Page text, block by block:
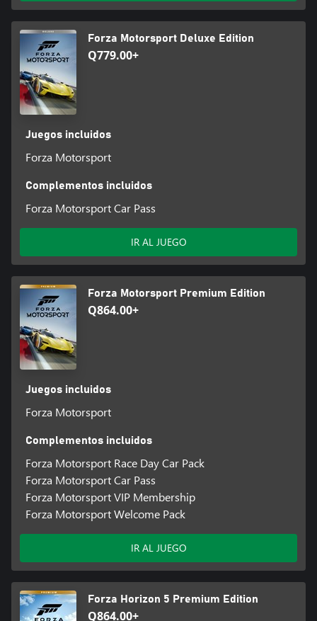
Forza Motorsport Deluxe Edition
Q779.00+
Juegos incluidos
Forza Motorsport
Complementos incluidos
Forza Motorsport Car Pass
IR AL JUEGO
Forza Motorsport Premium Edition
Q864.00+
Juegos incluidos
Forza Motorsport
Complementos incluidos
Forza Motorsport Race Day Car Pack
Forza Motorsport Car Pass
Forza Motorsport VIP Membership
Forza Motorsport Welcome Pack
IR AL JUEGO
Forza Horizon 5 Premium Edition
Q864.00+